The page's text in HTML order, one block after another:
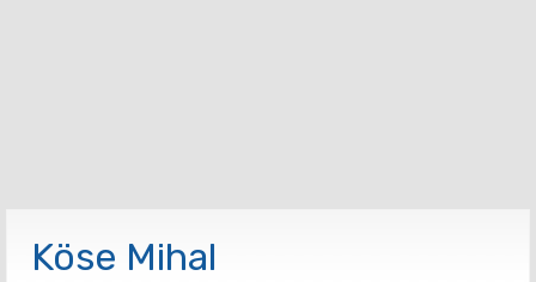
Köse Mihal